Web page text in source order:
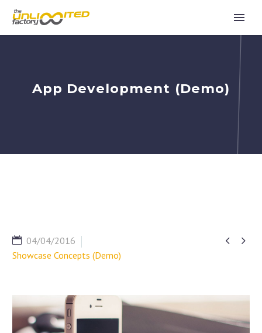
App Development (Demo)
 
04/04/2016
Showcase Concepts (Demo)